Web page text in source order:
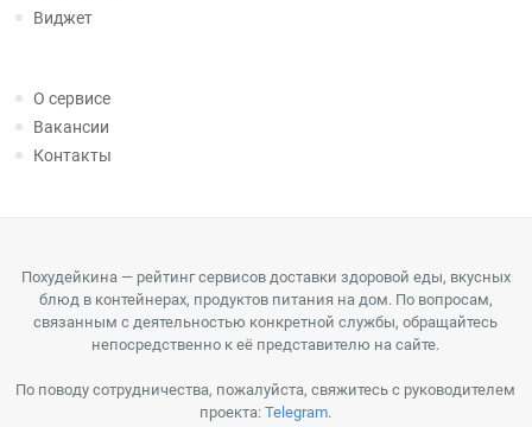
Виджет
О сервисе
Вакансии
Контакты
Похудейкина — рейтинг сервисов доставки здоровой еды, вкусных
блюд в контейнерах, продуктов питания на дом. По вопросам,
связанным с деятельностью конкретной службы, обращайтесь
непосредственно к её представителю на сайте.
По поводу сотрудничества, пожалуйста, свяжитесь с руководителем
проекта:Telegram.